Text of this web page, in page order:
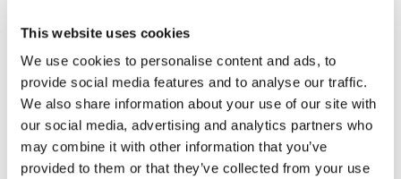
This website uses cookies
We use cookies to personalise content and ads, to
provide social media features and to analyse our traffic.
We also share information about your use of our site with
our social media, advertising and analytics partners who
may combine it with other information that you’ve
provided to them or that they’ve collected from your use